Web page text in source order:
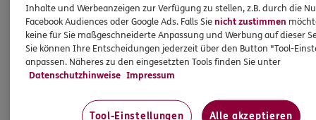
Weitere Kontaktmöglichkeiten
Postanschrift
Inhalte und Werbeanzeigen zur Verfügung zu stellen, z.B. durch die
Facebook Audiences oder Google Ads. Falls Sienicht zustimmen
keine für Sie maßgeschneiderte Anpassung und Werbung auf dieser
Sie können Ihre Entscheidungen jederzeit über den Button "Tool-
anpassen. Näheres zu den eingesetzten Tools finden Sie unter
Datenschutzhinweise Impressum
Tool-Einstellungen Alle akzeptieren